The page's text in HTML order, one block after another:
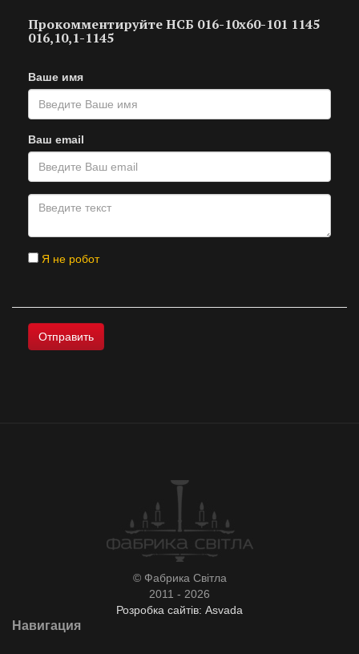
Прокомментируйте НСБ 016-10х60-101 1145
016,10,1-1145
Ваше имя
Ваш email
Я не робот
© Фабрика Світла
2011 - 2026
Розробка сайтів: Asvada
Навигация